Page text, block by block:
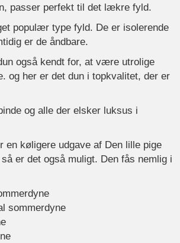
passer perfekt til det lækre fyld.
populær type fyld. De er isolerende
er de åndbare.
også kendt for, at være utrolige
og her er det dun i topkvalitet, der er
og alle der elsker luksus i
en køligere udgave af Den lille pige
er det også muligt. Den fås nemlig i
sommerdyne